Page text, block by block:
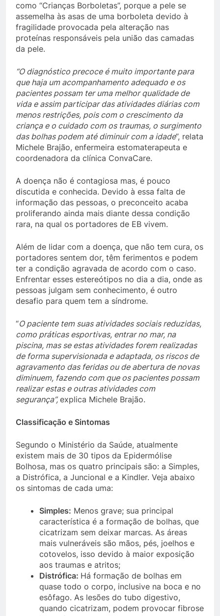
como “Crianças Borboletas”, porque a pele se
assemelha às asas de uma borboleta devido à
fragilidade provocada pela alteração nas
proteínas responsáveis pela união das camadas
da pele.
“O diagnóstico precoce é muito importante para
que haja um acompanhamento adequado e os
pacientes possam ter uma melhor qualidade de
vida e assim participar das atividades diárias com
menos restrições, pois com o crescimento da
criança e o cuidado com os traumas, o surgimento
das bolhas podem até diminuir com a idade”, relata
Michele Brajão, enfermeira estomaterapeuta e
coordenadora da clínica ConvaCare.
A doença não é contagiosa mas, é pouco
discutida e conhecida. Devido à essa falta de
informação das pessoas, o preconceito acaba
proliferando ainda mais diante dessa condição
rara, na qual os portadores de EB vivem.
Além de lidar com a doença, que não tem cura, os
portadores sentem dor, têm ferimentos e podem
ter a condição agravada de acordo com o caso.
Enfrentar esses estereótipos no dia a dia, onde as
pessoas julgam sem conhecimento, é outro
desafio para quem tem a síndrome.
“O paciente tem suas atividades sociais reduzidas,
como práticas esportivas, entrar no mar, na
piscina, mas se estas atividades forem realizadas
de forma supervisionada e adaptada, os riscos de
agravamento das feridas ou de abertura de novas
diminuem, fazendo com que os pacientes possam
realizar estas e outras atividades com
segurança”, explica Michele Brajão.
Classificação e Sintomas
Segundo o Ministério da Saúde, atualmente
existem mais de 30 tipos da Epidermólise
Bolhosa, mas os quatro principais são: a Simples,
a Distrófica, a Juncional e a Kindler. Veja abaixo
os sintomas de cada uma:
Simples: Menos grave; sua principal
característica é a formação de bolhas, que
cicatrizam sem deixar marcas. As áreas
mais vulneráveis são mãos, pés, joelhos e
cotovelos, isso devido à maior exposição
aos traumas e atritos;
Distrófica: Há formação de bolhas em
quase todo o corpo, inclusive na boca e no
esôfago. As lesões do tubo digestivo,
quando cicatrizam, podem provocar fibrose